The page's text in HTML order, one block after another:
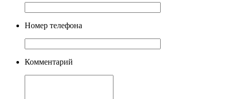
Номер телефона
Комментарий